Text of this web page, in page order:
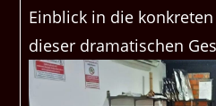
Einblick in die
dieser dramatischen